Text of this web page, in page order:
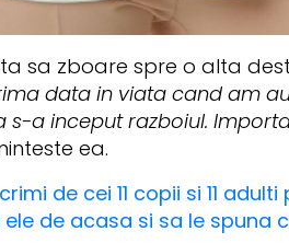
sa zboare spre o alta
data in viata cand am
s-a inceput razboiul.
ea.
de cei 11 copii si 11
de acasa si sa le spuna